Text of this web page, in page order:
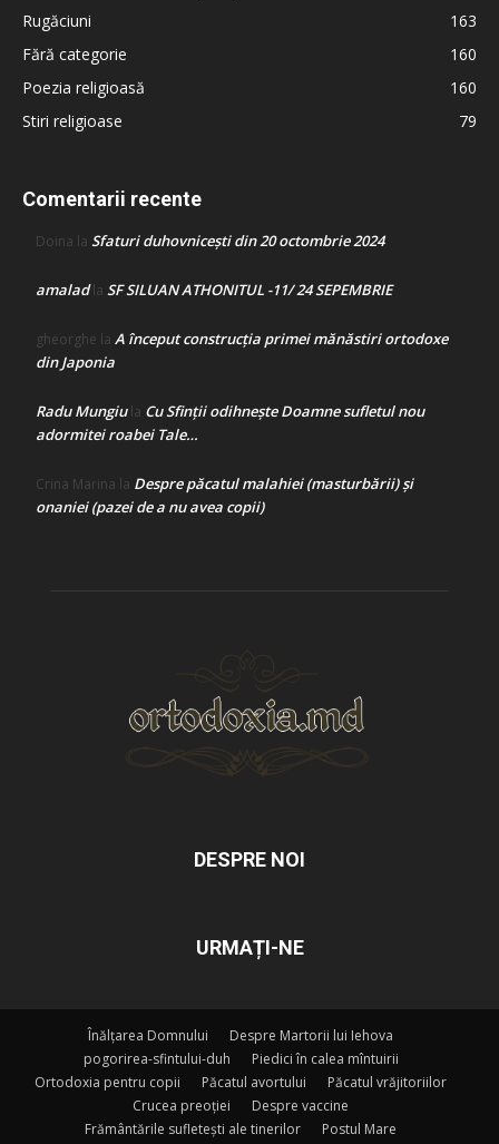
Rugăciuni
163
Fără categorie
160
Poezia religioasă
160
Stiri religioase
79
Comentarii recente
Doina la Sfaturi duhovnicești din 20 octombrie 2024
amaladla SF SILUAN ATHONITUL -11/ 24 SEPEMBRIE
gheorghe la A început construcţia primei mănăstiri ortodoxe
din Japonia
Radu Mungiula Cu Sfinții odihnește Doamne sufletul nou
adormitei roabei Tale…
Crina Marina la Despre păcatul malahiei (masturbării) şi
onaniei (pazei de a nu avea copii)
DESPRE NOI
URMAȚI-NE
Înălțarea Domnului
Despre Martorii lui Iehova
pogorirea-sfintului-duh
Piedici în calea mîntuirii
Ortodoxia pentru copii
Păcatul avortului
Păcatul vrăjitoriilor
Crucea preoției
Despre vaccine
Frământările sufletești ale tinerilor
Postul Mare